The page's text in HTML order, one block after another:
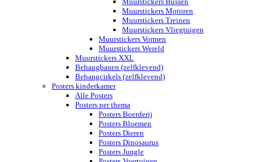
Muurstickers Motoren
Muurstickers Treinen
Muurstickers Vliegtuigen
Muurstickers Vormen
Muurstickers Wereld
Muurstickers XXL
Behangbanen (zelfklevend)
Behangcirkels (zelfklevend)
Posters kinderkamer
Alle Posters
Posters per thema
Posters Boerderij
Posters Bloemen
Posters Dieren
Posters Dinosaurus
Posters Jungle